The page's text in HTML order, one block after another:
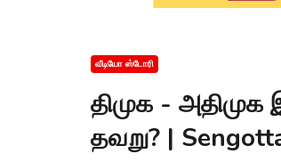
வீடியோ ஸ்டோரி
திமுக -
தவறு? |